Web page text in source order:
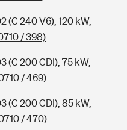
(C 240 V6), 120 kW,
/ 398)
(C 200 CDI), 75 kW,
/ 469)
(C 200 CDI), 85 kW,
/ 470)